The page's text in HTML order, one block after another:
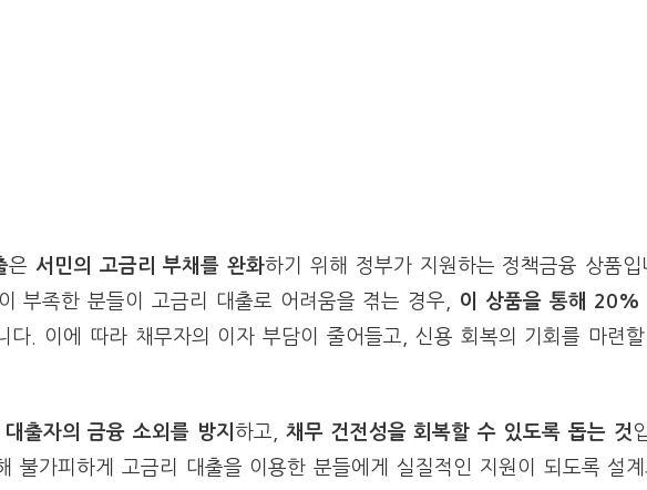
은 서민의 고금리 부채를 완화하기 위해 정부가 지원하는 정책금융 상품입
부족한 분들이 고금리 대출로 어려움을 겪는 경우,
이 상품을 통해 20%
다. 이에 따라 채무자의 이자 부담이 줄어들고, 신용 회복의 기회를 마련할
출자의 금융 소외를 방지 하고, 채무 건전성을 회복할 수 있도록 돕는 것
불가피하게 고금리 대출을 이용한 분들에게 실질적인 지원이 되도록 설계